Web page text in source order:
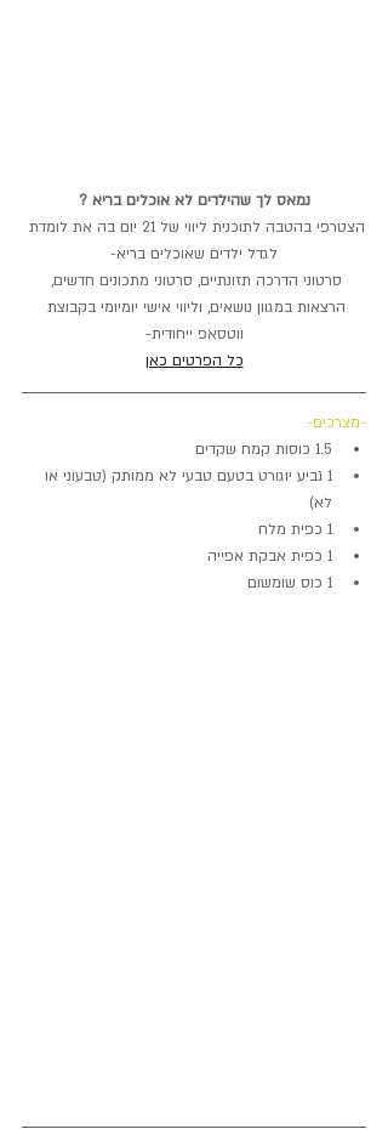
נמאס לך שהילדים לא אוכלים בריא ?
הצטרפי בהטבה לתוכנית ליווי של 21 יום בה את לומדת
לגדל ילדים שאוכלים בריא-
סרטוני הדרכה תזונתיים, סרטוני מתכונים חדשים,
הרצאות במגוון נושאים, וליווי אישי יומיומי בקבוצת
ווטסאפ ייחודית-
כל הפרטים כאן
-מצרכים-
1.5 כוסות קמח שקדים
1 גביע יוגורט בטעם טבעי לא ממותק (טבעוני או
לא)
1 כפית מלח
1 כפית אבקת אפייה
1 כוס שומשום